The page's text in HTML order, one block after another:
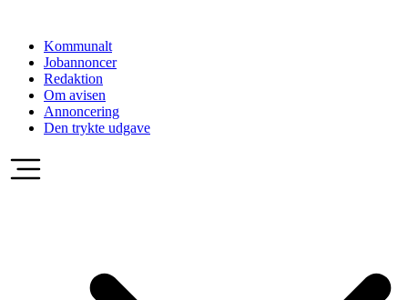
indholdKommunalt
Jobannoncer
Redaktion
Om avisen
Annoncering
Den trykte udgave